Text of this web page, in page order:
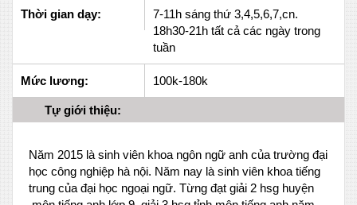
Thời gian dạy:
7-11h sáng thứ 3,4,5,6,7,cn.
18h30-21h tất cả các ngày trong
tuần
Mức lương: 100k-180k
Tự giới thiệu:
Năm 2015 là sinh viên khoa ngôn ngữ anh của trường đại
học công nghiệp hà nội. Năm nay là sinh viên khoa tiếng
trung của đại học ngoại ngữ. Từng đạt giải 2 hsg huyện